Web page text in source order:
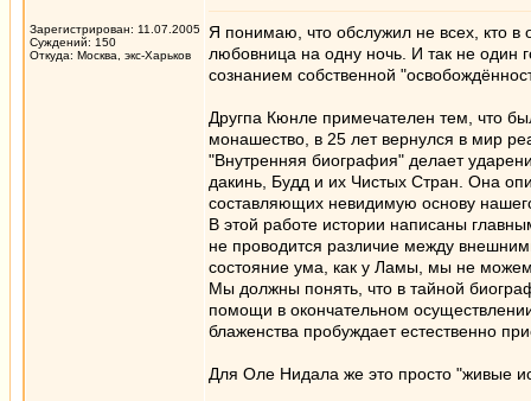
Зарегистрирован: 11.07.2005
Суждений: 150
Откуда: Москва, экс-Харьков
Я понимаю, что обслужил не всех, кто в
любовница на одну ночь. И так не
сознанием собственной
Другпа Кюнле примечателен тем, что
монашество, в 25 лет вернулся в мир
"Внутренняя биография" делает
дакинь, Будд и их Чистых Стран. Она
составляющих невидимую основу
В этой работе истории написаны
не проводится различие между
состояние ума, как у Ламы, мы не
Мы должны понять, что в тайной
помощи в окончательном
блаженства пробуждает естественно
Для Оле Нидала же это просто "живые